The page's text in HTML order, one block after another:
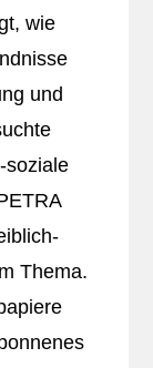
wie
und
soziale
Thema.